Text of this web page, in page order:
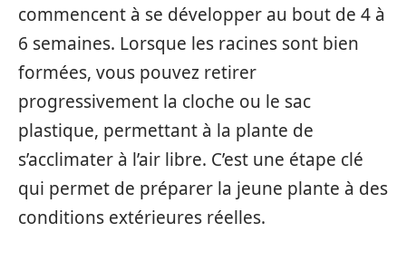
commencent à se développer au bout de 4 à
6 semaines. Lorsque les racines sont bien
formées, vous pouvez retirer
progressivement la cloche ou le sac
plastique, permettant à la plante de
s’acclimater à l’air libre. C’est une étape clé
qui permet de préparer la jeune plante à des
conditions extérieures réelles.